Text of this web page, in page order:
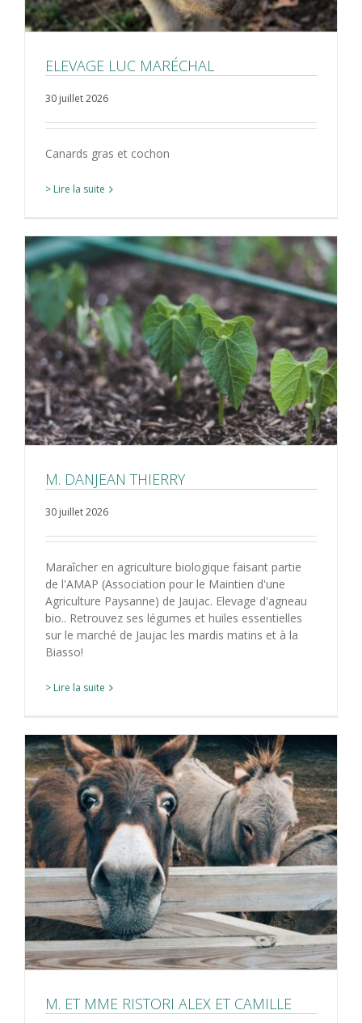
ELEVAGE LUC MARÉCHAL
30 juillet 2026
Canards gras et cochon
> Lire la suite
M. DANJEAN THIERRY
30 juillet 2026
Maraîcher en agriculture biologique faisant partie
de l'AMAP (Association pour le Maintien d'une
Agriculture Paysanne) de Jaujac. Elevage d'agneau
bio.. Retrouvez ses légumes et huiles essentielles
sur le marché de Jaujac les mardis matins et à la
Biasso!
> Lire la suite
M. ET MME RISTORI ALEX ET CAMILLE